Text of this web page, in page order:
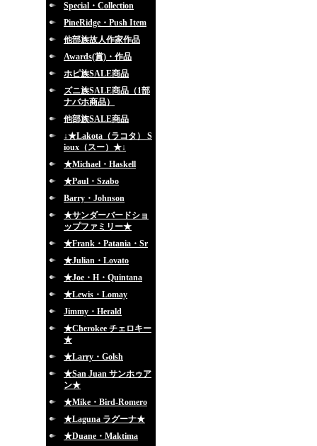
Special・Collection
PineRidge・Push Item
他部族故人作家作品
Awards(賞)・作品
ホピ族SALE商品
ズニ族SALE商品（1部
ナバホ商品）
他部族SALE商品
↓★Lakota（ラコタ） S
ioux（スー）★↓
★Michael・Haskell
★Paul・Szabo
Barry・Johnson
★サンダーバードショ
ップファミリー★
★Frank・Patania・Sr
★Julian・Lovato
★Joe・H・Quintana
★Lewis・Lomay
Jimmy・Herald
★Cherokee チェロキー
★
★Larry・Golsh
★San Juan サンホゥア
ン★
★Mike・Bird-Romero
★Laguna ラグーナ★
★Duane・Maktima